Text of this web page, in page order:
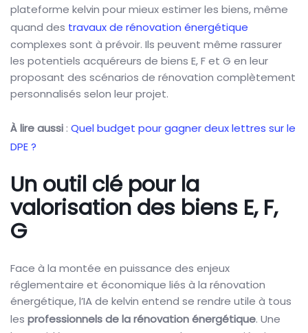
plateforme kelvin pour mieux estimer les biens, même
quand des travaux de rénovation énergétique
complexes sont à prévoir. Ils peuvent même rassurer
les potentiels acquéreurs de biens E, F et G en leur
proposant des scénarios de rénovation complètement
personnalisés selon leur projet.
À lire aussi : Quel budget pour gagner deux lettres sur le
DPE ?
Un outil clé pour la
valorisation des biens E, F,
G
Face à la montée en puissance des enjeux
réglementaire et économique liés à la rénovation
énergétique, l’IA de kelvin entend se rendre utile à tous
les professionnels de la rénovation énergétique. Une